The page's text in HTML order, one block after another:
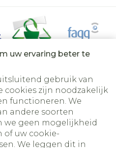
uw ervaring beter te
gebruik van
cookies zijn noodzakelijk
functioneren. We
andere soorten
we geen mogelijkheid
of uw cookie-
We leggen dit in